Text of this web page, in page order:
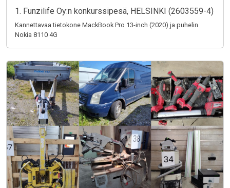
1. Funzilife Oy:n konkurssipesä, HELSINKI (2603559-4)
Kannettavaa tietokone MackBook Pro 13-inch (2020) ja puhelin
Nokia 8110 4G